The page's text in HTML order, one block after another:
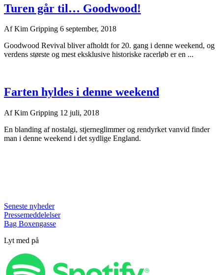
Turen går til… Goodwood!
AfKim Gripping 6 september, 2018
Goodwood Revival bliver afholdt for 20. gang i denne weekend, og
verdens største og mest eksklusive historiske racerløb er en ...
Farten hyldes i denne weekend
AfKim Gripping 12 juli, 2018
En blanding af nostalgi, stjerneglimmer og rendyrket vanvid finder
man i denne weekend i det sydlige England.
Seneste nyheder
Pressemeddelelser
Bag Boxengasse
Lyt med på